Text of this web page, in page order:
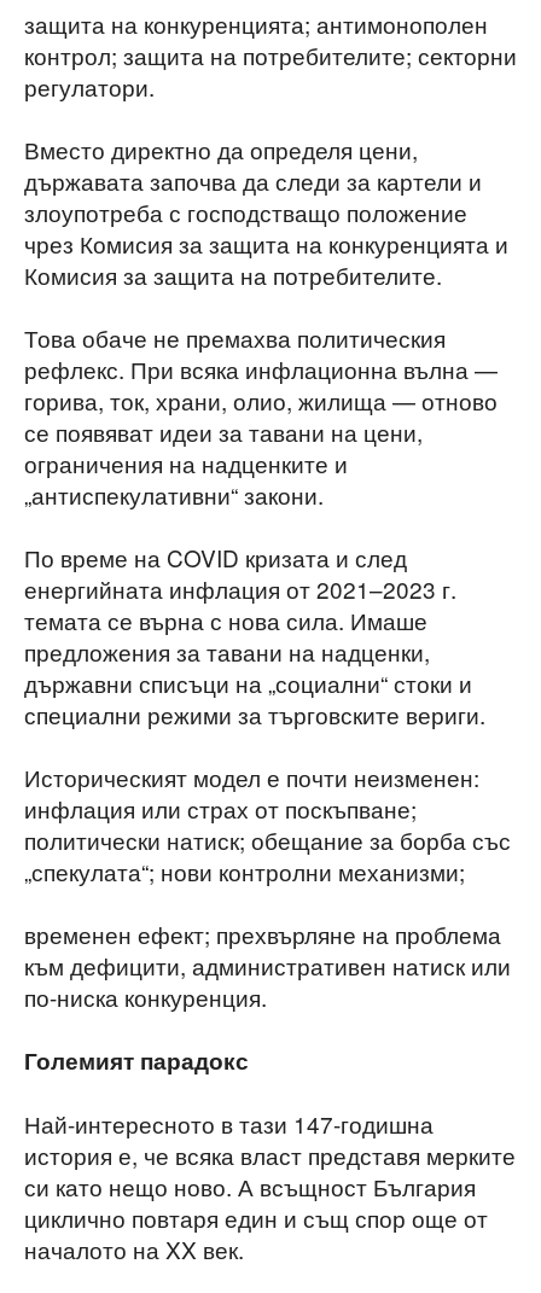
защита на конкуренцията; антимонополен
контрол; защита на потребителите; секторни
регулатори.
Вместо директно да определя цени,
държавата започва да следи за картели и
злоупотреба с господстващо положение
чрез Комисия за защита на конкуренцията и
Комисия за защита на потребителите.
Това обаче не премахва политическия
рефлекс. При всяка инфлационна вълна —
горива, ток, храни, олио, жилища — отново
се появяват идеи за тавани на цени,
ограничения на надценките и
„антиспекулативни“ закони.
По време на COVID кризата и след
енергийната инфлация от 2021–2023 г.
темата се върна с нова сила. Имаше
предложения за тавани на надценки,
държавни списъци на „социални“ стоки и
специални режими за търговските вериги.
Историческият модел е почти неизменен:
инфлация или страх от поскъпване;
политически натиск; обещание за борба със
„спекулата“; нови контролни механизми;
временен ефект; прехвърляне на проблема
към дефицити, административен натиск или
по-ниска конкуренция.
Големият парадокс
Най-интересното в тази 147-годишна
история е, че всяка власт представя мерките
си като нещо ново. А всъщност България
циклично повтаря един и същ спор още от
началото на XX век.